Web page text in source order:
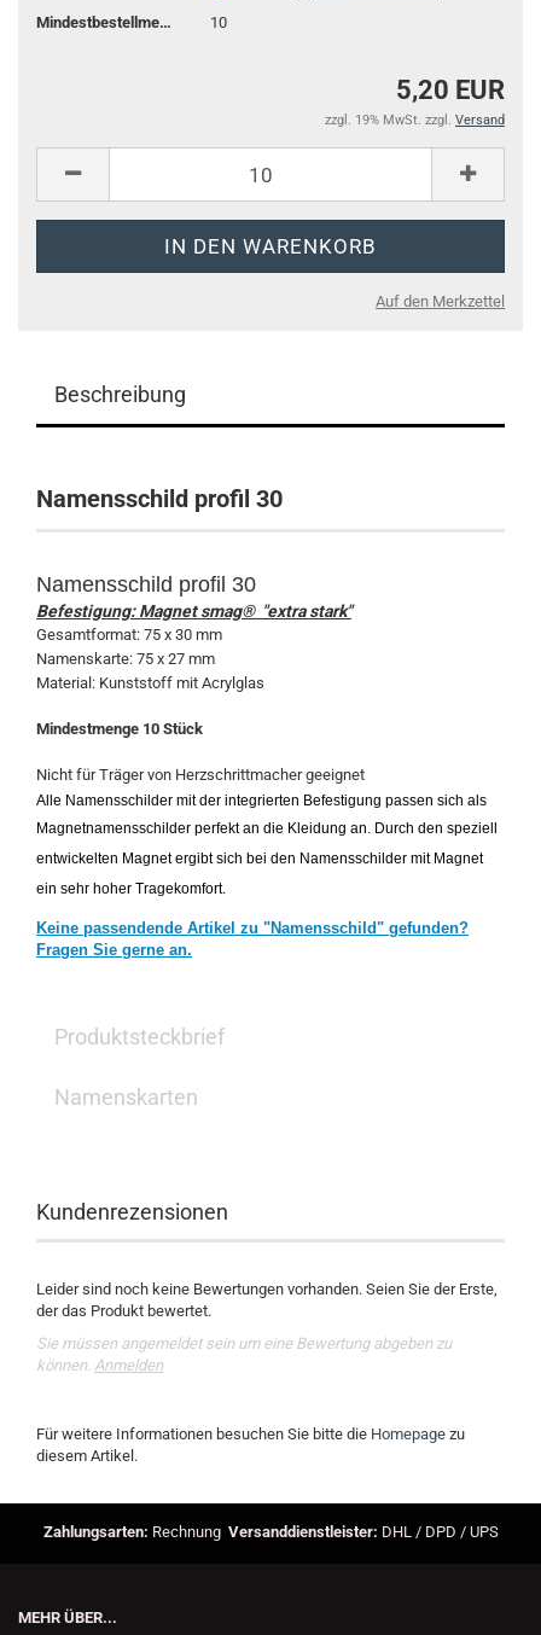
Mindestbestellmenge: 10
5,20 EUR
zzgl. 19% MwSt. zzgl. Versand
Auf den Merkzettel
Beschreibung
Namensschild profil 30
Namensschild profil 30
Befestigung: Magnet smag® "extra stark"
Gesamtformat: 75 x 30 mm
Namenskarte: 75 x 27 mm
Material: Kunststoff mit Acrylglas
Mindestmenge 10 Stück
Nicht für Träger von Herzschrittmacher geeignet
Alle Namensschilder mit der integrierten Befestigung passen sich als
Magnetnamensschilder perfekt an die Kleidung an. Durch den speziell
entwickelten Magnet ergibt sich bei den Namensschilder mit Magnet
ein sehr hoher Tragekomfort.
Keine passendende Artikel zu "Namensschild" gefunden?
Fragen Sie gerne an.
Produktsteckbrief
Namenskarten
Kundenrezensionen
Leider sind noch keine Bewertungen vorhanden. Seien Sie der Erste,
der das Produkt bewertet.
Sie müssen angemeldet sein um eine Bewertung abgeben zu
können. Anmelden
Für weitere Informationen besuchen Sie bitte die Homepage zu
diesem Artikel.
Zahlungsarten: Rechnung Versanddienstleister: DHL / DPD / UPS
MEHR ÜBER...